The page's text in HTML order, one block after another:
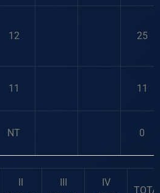
12 25
11 11
NT 0
II
III
IV